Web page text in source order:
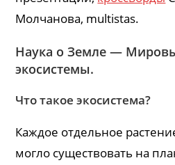
Молчанова, multistas.
Наука о Земле —
экосистемы.
Что такое экосистема?
Каждое отдельное
могло существовать на